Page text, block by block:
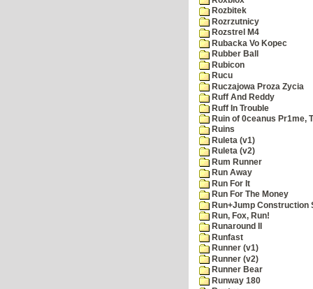
Rozbitek
Rozrzutnicy
Rozstrel M4
Rubacka Vo Kopec
Rubber Ball
Rubicon
Rucu
Ruczajowa Proza Zycia
Ruff And Reddy
Ruff In Trouble
Ruin of 0ceanus Pr1me,
Ruins
Ruleta (v1)
Ruleta (v2)
Rum Runner
Run Away
Run For It
Run For The Money
Run+Jump Construction
Run, Fox, Run!
Runaround II
Runfast
Runner (v1)
Runner (v2)
Runner Bear
Runway 180